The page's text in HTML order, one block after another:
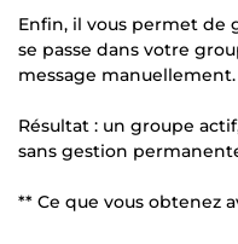
Enfin, il vous permet de
se passe dans votre
message manuellement.
Résultat : un groupe
sans gestion
** Ce que vous obtenez